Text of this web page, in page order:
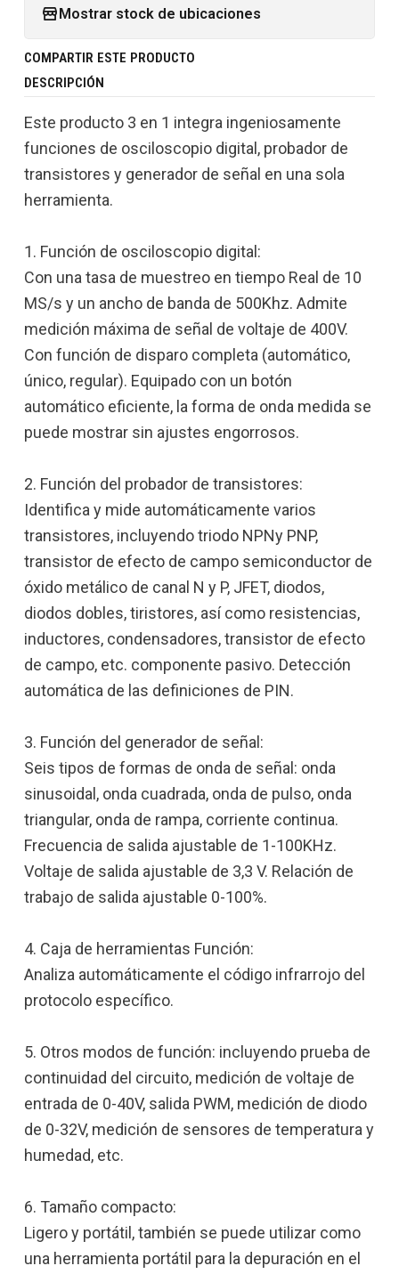
Mostrar stock de ubicaciones
COMPARTIR ESTE PRODUCTO
DESCRIPCIÓN
Este producto 3 en 1 integra ingeniosamente
funciones de osciloscopio digital, probador de
transistores y generador de señal en una sola
herramienta.
1. Función de osciloscopio digital:
Con una tasa de muestreo en tiempo Real de 10
MS/s y un ancho de banda de 500Khz. Admite
medición máxima de señal de voltaje de 400V.
Con función de disparo completa (automático,
único, regular). Equipado con un botón
automático eficiente, la forma de onda medida se
puede mostrar sin ajustes engorrosos.
2. Función del probador de transistores:
Identifica y mide automáticamente varios
transistores, incluyendo triodo NPNy PNP,
transistor de efecto de campo semiconductor de
óxido metálico de canal N y P, JFET, diodos,
diodos dobles, tiristores, así como resistencias,
inductores, condensadores, transistor de efecto
de campo, etc. componente pasivo. Detección
automática de las definiciones de PIN.
3. Función del generador de señal:
Seis tipos de formas de onda de señal: onda
sinusoidal, onda cuadrada, onda de pulso, onda
triangular, onda de rampa, corriente continua.
Frecuencia de salida ajustable de 1-100KHz.
Voltaje de salida ajustable de 3,3 V. Relación de
trabajo de salida ajustable 0-100%.
4. Caja de herramientas Función:
Analiza automáticamente el código infrarrojo del
protocolo específico.
5. Otros modos de función: incluyendo prueba de
continuidad del circuito, medición de voltaje de
entrada de 0-40V, salida PWM, medición de diodo
de 0-32V, medición de sensores de temperatura y
humedad, etc.
6. Tamaño compacto:
Ligero y portátil, también se puede utilizar como
una herramienta portátil para la depuración en el